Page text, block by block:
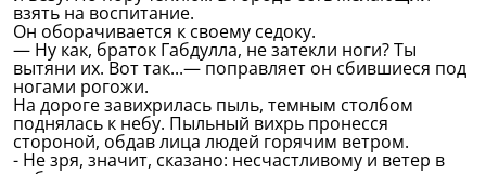
взять на воспитание.
Он оборачивается к своему седоку.
— Ну как, браток Габдулла, не затекли ноги? Ты
вытяни их. Вот так...— поправляет он сбившиеся под
ногами рогожи.
На дороге завихрилась пыль, темным столбом
поднялась к небу. Пыльный вихрь пронесся
стороной, обдав лица людей горячим ветром.
- Не зря, значит, сказано: несчастливому и ветер в